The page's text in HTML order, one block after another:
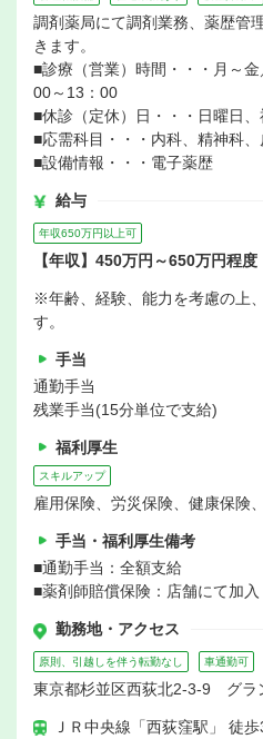
調剤薬局にて調剤業務、薬歴管
きます。
■診療（営業）時間・・・月～
00～13：00
■休診（定休）日・・・日曜日、
■応需科目・・・内科、精神科
■設備情報・・・電子薬歴
給与
年収650万円以上可
【年収】450万円～650万円程度
※年齢、経験、能力を考慮の上
す。
手当
通勤手当
残業手当(15分単位で支給)
福利厚生
スキルアップ
雇用保険、労災保険、健康保険
手当・福利厚生備考
■通勤手当：全額支給
■薬剤師賠償保険：店舗にて加入
勤務地・アクセス
原則、引越しを伴う転勤なし 車通勤可
東京都杉並区西荻北2-3-9 グラ
ＪＲ中央線「西荻窪駅」 徒